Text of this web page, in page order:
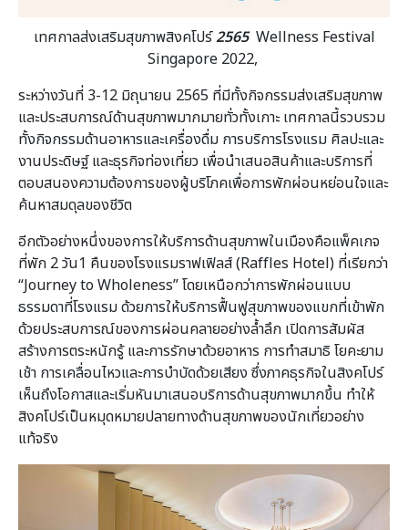
เทศกาลส่งเสริมสุขภาพสิงคโปร์2565Wellness Festival
Singapore 2022,
ระหว่างวันที่ 3-12 มิถุนายน 2565 ที่มีทั้งกิจกรรมส่งเสริมสุขภาพ
และประสบการณ์ด้านสุขภาพมากมายทั่วทั้งเกาะ เทศกาลนี้รวบรวม
ทั้งกิจกรรมด้านอาหารและเครื่องดื่ม การบริการโรงแรม ศิลปะและ
งานประดิษฐ์ และธุรกิจท่องเที่ยว เพื่อนำเสนอสินค้าและบริการที่
ตอบสนองความต้องการของผู้บริโภคเพื่อการพักผ่อนหย่อนใจและ
ค้นหาสมดุลของชีวิต
อีกตัวอย่างหนึ่งของการให้บริการด้านสุขภาพในเมืองคือแพ็คเกจ
ที่พัก 2 วัน1 คืนของโรงแรมราฟเฟิลส์ (Raffles Hotel) ที่เรียกว่า
“Journey to Wholeness” โดยเหนือกว่าการพักผ่อนแบบ
ธรรมดาที่โรงแรม ด้วยการให้บริการฟื้นฟูสุขภาพของแขกที่เข้าพัก
ด้วยประสบการณ์ของการผ่อนคลายอย่างล้ำลึก เปิดการสัมผัส
สร้างการตระหนักรู้ และการรักษาด้วยอาหาร การทำสมาธิ โยคะยาม
เช้า การเคลื่อนไหวและการบำบัดด้วยเสียง ซึ่งภาคธุรกิจในสิงคโปร์
เห็นถึงโอกาสและเริ่มหันมาเสนอบริการด้านสุขภาพมากขึ้น ทำให้
สิงคโปร์เป็นหมุดหมายปลายทางด้านสุขภาพของนักเที่ยวอย่าง
แท้จริง